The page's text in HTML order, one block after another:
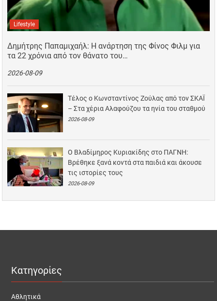
Lifestyle
Δημήτρης Παπαμιχαήλ: Η ανάρτηση της Φίνος Φιλμ για
τα 22 χρόνια από τον θάνατο του…
2026-08-09
Τέλος ο Κωνσταντίνος Ζούλας από τον ΣΚΑΪ
– Στα χέρια Αλαφούζου τα ηνία του σταθμού
2026-08-09
Ο Βλαδίμηρος Κυριακίδης στο ΠΑΓΝΗ:
Βρέθηκε ξανά κοντά στα παιδιά και άκουσε
τις ιστορίες τους
2026-08-09
Κατηγορίες
Αθλητικά